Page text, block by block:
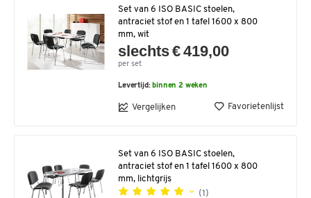
Set van 6 ISO BASIC stoelen,
antraciet stof en 1 tafel 1600 x 800
mm, wit
slechts € 419,00
per set
Levertijd: binnen 2 weken
Vergelijken Favorietenlijst
Set van 6 ISO BASIC stoelen,
antraciet stof en 1 tafel 1600 x 800
mm, lichtgrijs
(1)